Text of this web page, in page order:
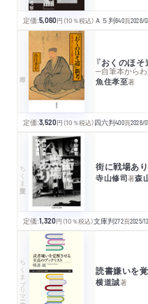
定価:5,060円 （10％税込） Ａ５判640頁2026/
『おくのほそ
─自筆本から
魚住孝至著
定価:3,520円 （10％税込）四六判400頁2026/
ちくま学芸文庫 街に戦場あり
寺山修司著森
定価:1,320円 （10％税込）文庫判272頁2025/
ちくまプリマー新書 読書嫌いを
横道誠著